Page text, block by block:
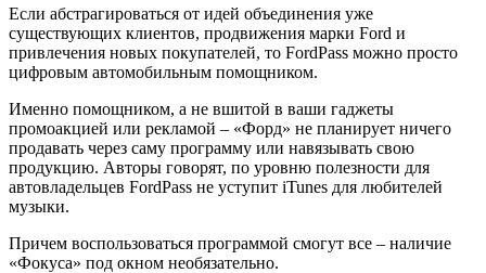
Если абстрагироваться от идей объединения уже
существующих клиентов, продвижения марки Ford и
привлечения новых покупателей, то FordPass можно просто
цифровым автомобильным помощником.
Именно помощником, а не вшитой в ваши гаджеты
промоакцией или рекламой – «Форд» не планирует ничего
продавать через саму программу или навязывать свою
продукцию. Авторы говорят, по уровню полезности для
автовладельцев FordPass не уступит iTunes для любителей
музыки.
Причем воспользоваться программой смогут все – наличие
«Фокуса» под окном необязательно.